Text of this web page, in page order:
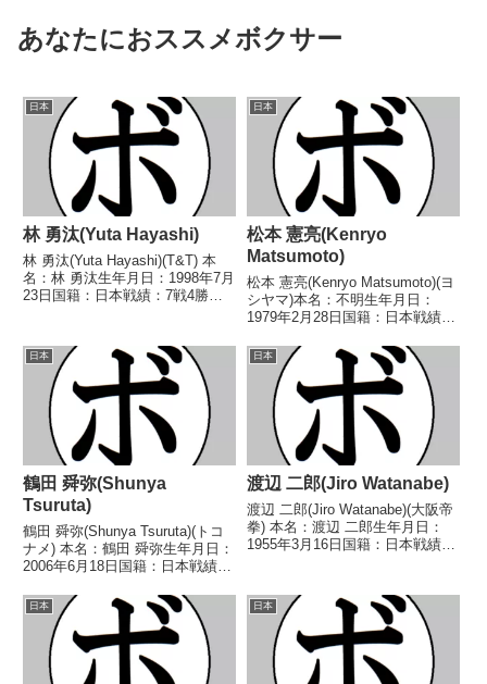
あなたにおススメボクサー
日本
林 勇汰(Yuta Hayashi)
林 勇汰(Yuta Hayashi)(T&T) 本
名：林 勇汰生年月日：1998年7月
23日国籍：日本戦績：7戦4勝
タム級優勝 【戦歴】
2024/04/05 ○4R判定 3-...
日本
松本 憲亮(Kenryo
Matsumoto)
松本 憲亮(Kenryo Matsumoto)(ヨ
シヤマ)本名：不明生年月日：
1979年2月28日国籍：日本戦績：
イトル】なし【戦歴】
2001/08/16 ○3RTKO 遠藤 貴
雄(塚原京都)2001...
日本
鶴田 舜弥(Shunya
Tsuruta)
鶴田 舜弥(Shunya Tsuruta)(トコ
ナメ) 本名：鶴田 舜弥生年月日：
2006年6月18日国籍：日本戦績：
し 【戦歴】2025/04/06
●1RTKO 倉坪 惇希
(HEIWA)2025/10/0...
日本
渡辺 二郎(Jiro Watanabe)
渡辺 二郎(Jiro Watanabe)(大阪帝
拳) 本名：渡辺 二郎生年月日：
1955年3月16日国籍：日本戦績：
新人王第3代WBA世界スーパーフ
ライ級王座第5代WB...
日本 日本